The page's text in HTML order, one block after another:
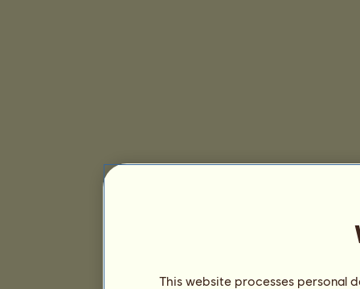
This website processes personal